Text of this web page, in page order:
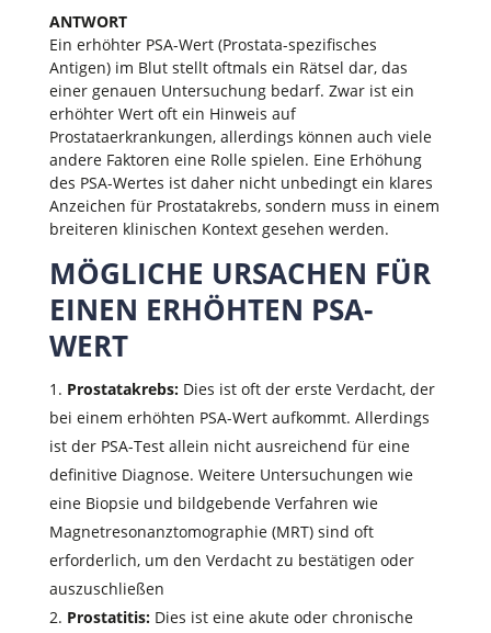
ANTWORT
Ein erhöhter PSA-Wert (Prostata-spezifisches
Antigen) im Blut stellt oftmals ein Rätsel dar, das
einer genauen Untersuchung bedarf. Zwar ist ein
erhöhter Wert oft ein Hinweis auf
Prostataerkrankungen, allerdings können auch viele
andere Faktoren eine Rolle spielen. Eine Erhöhung
des PSA-Wertes ist daher nicht unbedingt ein klares
Anzeichen für Prostatakrebs, sondern muss in einem
breiteren klinischen Kontext gesehen werden.
MÖGLICHE URSACHEN FÜR
EINEN ERHÖHTEN PSA-
WERT
Prostatakrebs:Dies ist oft der erste Verdacht, der
bei einem erhöhten PSA-Wert aufkommt. Allerdings
ist der PSA-Test allein nicht ausreichend für eine
definitive Diagnose. Weitere Untersuchungen wie
eine Biopsie und bildgebende Verfahren wie
Magnetresonanztomographie (MRT) sind oft
erforderlich, um den Verdacht zu bestätigen oder
auszuschließen
Prostatitis:Dies ist eine akute oder chronische